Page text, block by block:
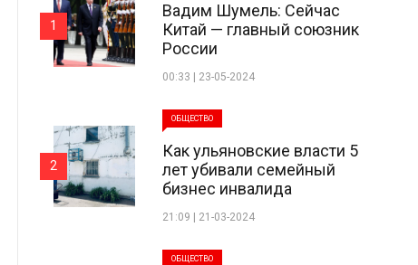
Вадим Шумель: Сейчас
Китай — главный союзник
России
00:33 | 23-05-2024
1
ОБЩЕСТВО
Как ульяновские власти 5
лет убивали семейный
бизнес инвалида
21:09 | 21-03-2024
2
ОБЩЕСТВО